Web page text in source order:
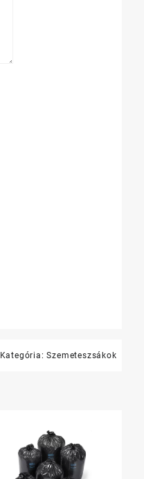
Kategória:Szemeteszsákok